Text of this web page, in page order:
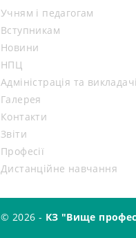
Учням і педагогам
Вступникам
Новини
НПЦ
Адміністрація та викладачі
Галерея
Контакти
Звіти
Професії
Дистанційне навчання
© 2026 - КЗ "Вище